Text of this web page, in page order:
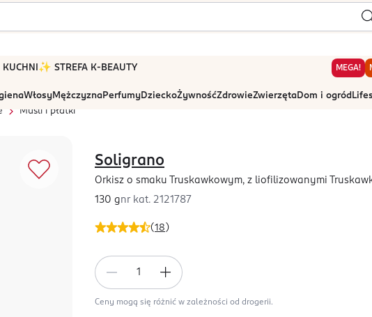
KUCHNI ✨ STREFA K-BEAUTY MEGA!
WłosyMężczyznaPerfumyDzieckoŻywnośćZdrowieZwierzętaDom i ogród
Musli i płatki
(18 )
Soligrano
Orkisz o smaku Truskawkowym, z liofilizowanymi
130 gnr kat. 2121787
Ceny mogą się różnić w zależności od drogerii.